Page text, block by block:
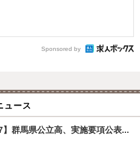
Sponsored by
ュース
】群馬県公立高、実施要項公表...